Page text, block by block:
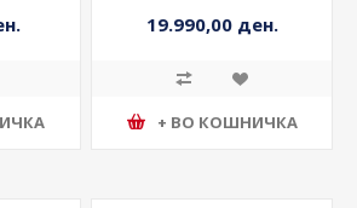
19.990,00 ден.